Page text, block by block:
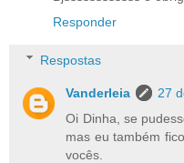
Responder
Respostas
Vanderleia
27
Oi Dinha, se
mas eu também
vocês.